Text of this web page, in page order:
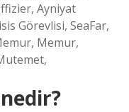
Ayniyat
Görevlisi, SeaFar,
Memur,